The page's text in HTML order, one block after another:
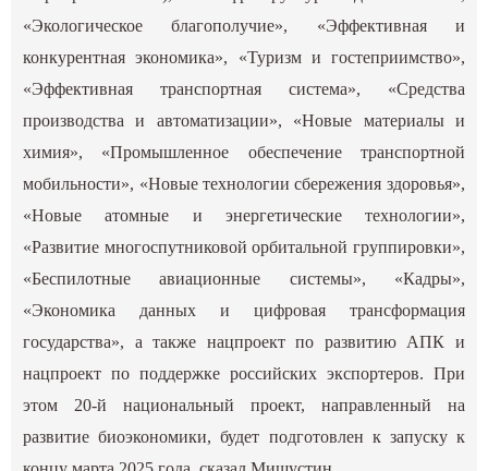
«Экологическое благополучие», «Эффективная и
конкурентная экономика», «Туризм и гостеприимство»,
«Эффективная транспортная система», «Средства
производства и автоматизации», «Новые материалы и
химия», «Промышленное обеспечение транспортной
мобильности», «Новые технологии сбережения здоровья»,
«Новые атомные и энергетические технологии»,
«Развитие многоспутниковой орбитальной группировки»,
«Беспилотные авиационные системы», «Кадры»,
«Экономика данных и цифровая трансформация
государства», а также нацпроект по развитию АПК и
нацпроект по поддержке российских экспортеров. При
этом 20-й национальный проект, направленный на
развитие биоэкономики, будет подготовлен к запуску к